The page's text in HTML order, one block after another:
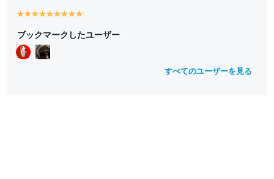
y
ll
o
w
y
ll
o
w
y
ll
o
w
y
ll
o
w
y
ll
o
w
y
ll
y
ll
y
ll ll
ブックマークしたユーザー
すべてのユーザーを見る